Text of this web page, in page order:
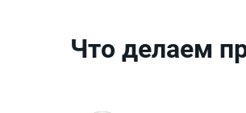
Что делаем